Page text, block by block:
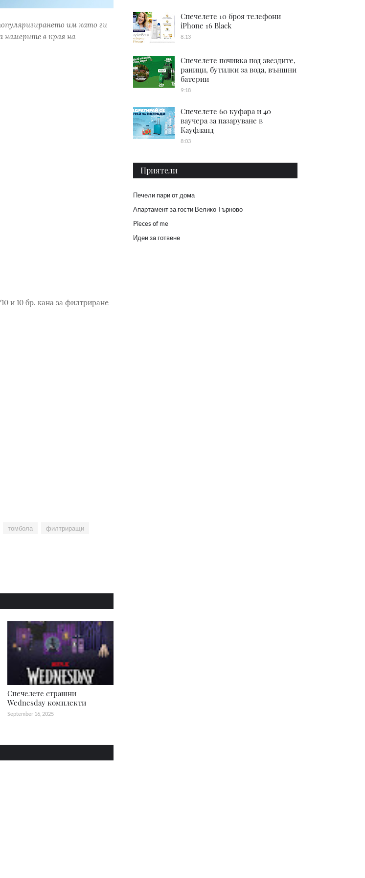
им като ги
намерите в края на
и 10 бр. кана за филтриране
томбола
филтриращи
Спечелете страшни
Wednesday комплекти
September 16, 2025
Спечелете 10 броя телефони
iPhone 16 Black
8:13
Спечелете почивка под звездите,
раници, бутилки за вода, външни
батерии
9:18
Спечелете 60 куфара и 40
ваучера за пазаруване в
Кауфланд
8:03
Приятели
Печели пари от дома
Апартамент за гости Велико Търново
Pieces of me
Идеи за готвене